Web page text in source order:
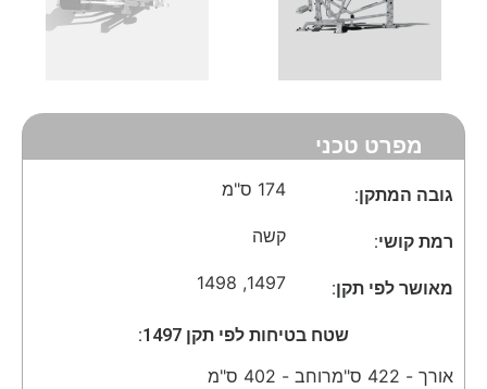
מפרט טכני
גובה המתקן: 174 ס"מ
רמת קושי: קשה
מאושר לפי תקן: 1497
,
1498
שטח בטיחות לפי תקן 1497:
אורך - 422 ס"מ רוחב - 402 ס"מ